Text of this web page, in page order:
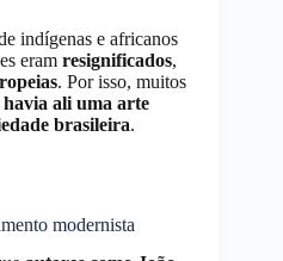
indígenas e africanos
eram resignificados,
. Por isso, muitos
havia ali uma arte
brasileira.
modernista